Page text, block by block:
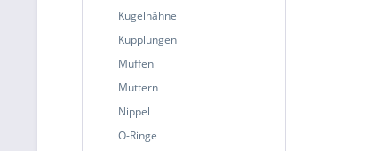
Kugelhähne
Kupplungen
Muffen
Muttern
Nippel
O-Ringe